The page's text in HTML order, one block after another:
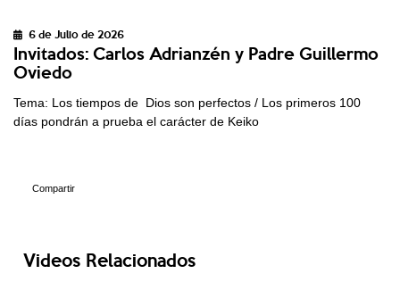
6 de Julio de 2026
Invitados: Carlos Adrianzén y Padre Guillermo
Oviedo
Tema: Los tiempos de Dios son perfectos / Los primeros 100
días pondrán a prueba el carácter de Keiko
Compartir
Videos Relacionados